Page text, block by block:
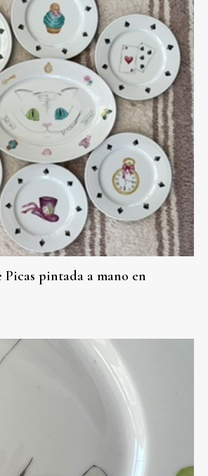
pintada a mano en